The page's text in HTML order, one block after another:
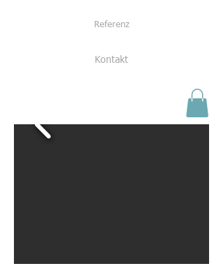
Referenz
Kontakt